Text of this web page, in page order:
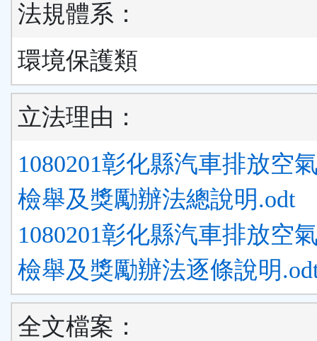
法規體系：
環境保護類
立法理由：
1080201彰化縣汽車排放空
檢舉及獎勵辦法總說明.odt
1080201彰化縣汽車排放空
檢舉及獎勵辦法逐條說明
全文檔案：